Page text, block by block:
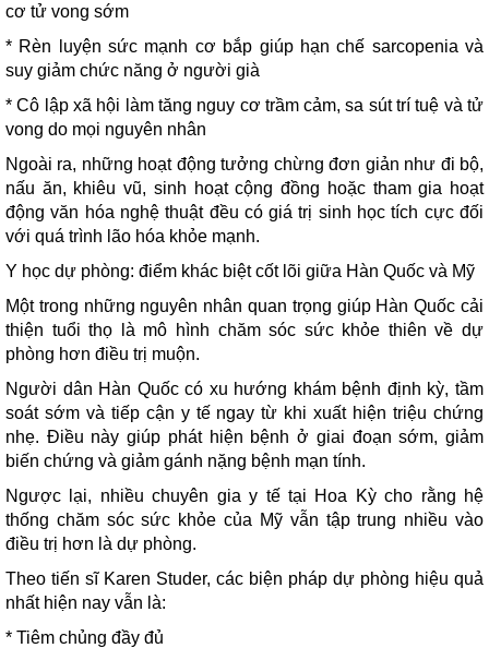
cơ tử vong sớm
* Rèn luyện sức mạnh cơ bắp giúp hạn chế sarcopenia và
suy giảm chức năng ở người già
* Cô lập xã hội làm tăng nguy cơ trầm cảm, sa sút trí tuệ và tử
vong do mọi nguyên nhân
Ngoài ra, những hoạt động tưởng chừng đơn giản như đi bộ,
nấu ăn, khiêu vũ, sinh hoạt cộng đồng hoặc tham gia hoạt
động văn hóa nghệ thuật đều có giá trị sinh học tích cực đối
với quá trình lão hóa khỏe mạnh.
Y học dự phòng: điểm khác biệt cốt lõi giữa Hàn Quốc và Mỹ
Một trong những nguyên nhân quan trọng giúp Hàn Quốc cải
thiện tuổi thọ là mô hình chăm sóc sức khỏe thiên về dự
phòng hơn điều trị muộn.
Người dân Hàn Quốc có xu hướng khám bệnh định kỳ, tầm
soát sớm và tiếp cận y tế ngay từ khi xuất hiện triệu chứng
nhẹ. Điều này giúp phát hiện bệnh ở giai đoạn sớm, giảm
biến chứng và giảm gánh nặng bệnh mạn tính.
Ngược lại, nhiều chuyên gia y tế tại Hoa Kỳ cho rằng hệ
thống chăm sóc sức khỏe của Mỹ vẫn tập trung nhiều vào
điều trị hơn là dự phòng.
Theo tiến sĩ Karen Studer, các biện pháp dự phòng hiệu quả
nhất hiện nay vẫn là:
* Tiêm chủng đầy đủ